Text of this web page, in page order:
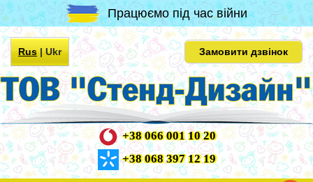
Працюємо під час війни
Rus|Ukr Замовити дзвінок
+38 066 001 10 20
+38 068 397 12 19